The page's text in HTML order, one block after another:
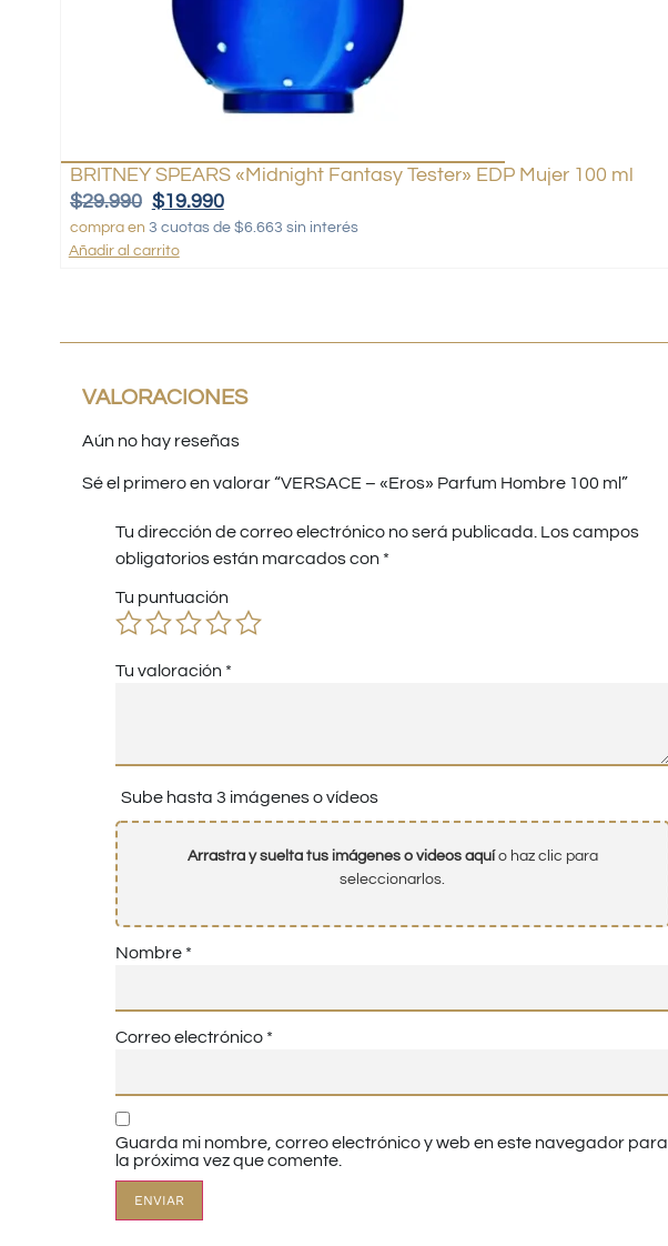
BRITNEY SPEARS «Midnight Fantasy Tester» EDP Mujer 100 ml
$29.990 $19.990
compra en 3 cuotas de $6.663 sin interés
Añadir al carrito
VALORACIONES
Aún no hay reseñas
Sé el primero en valorar “VERSACE – «Eros» Parfum Hombre 100 ml”
Tu dirección de correo electrónico no será publicada. Los campos
obligatorios están marcados con *
Tu puntuación
Tu valoración *
Sube hasta 3 imágenes o vídeos
Arrastra y suelta tus imágenes o videos aquío haz clic para
seleccionarlos.
Nombre *
Correo electrónico *
Guarda mi nombre, correo electrónico y web en este navegador para
la próxima vez que comente.